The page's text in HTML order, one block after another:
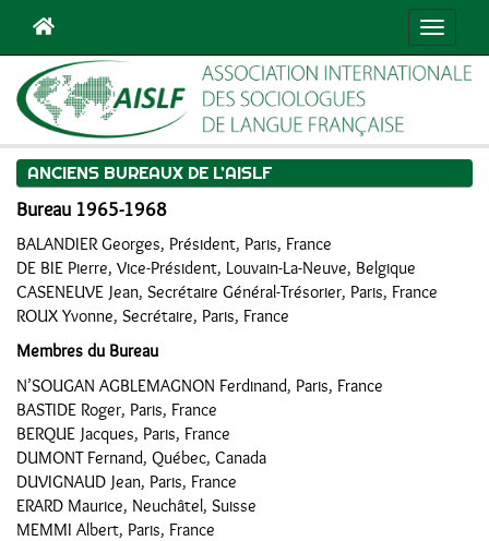
ANCIENS BUREAUX DE L’AISLF
Bureau 1965-1968
BALANDIER Georges, Président, Paris, France
DE BIE Pierre, Vice-Président, Louvain-La-Neuve, Belgique
CASENEUVE Jean, Secrétaire Général-Trésorier, Paris, France
ROUX Yvonne, Secrétaire, Paris, France
Membres du Bureau
N’SOUGAN AGBLEMAGNON Ferdinand, Paris, France
BASTIDE Roger, Paris, France
BERQUE Jacques, Paris, France
DUMONT Fernand, Québec, Canada
DUVIGNAUD Jean, Paris, France
ERARD Maurice, Neuchâtel, Suisse
MEMMI Albert, Paris, France